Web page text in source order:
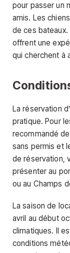
pour passer un
amis. Les
de ces bateaux.
offrent une
qui cherchent à
La réservation
pratique. Pour
recommandé
sans permis et
de réservation,
présenter au
ou au Champs
La saison de
avril au début
climatiques. Il
conditions